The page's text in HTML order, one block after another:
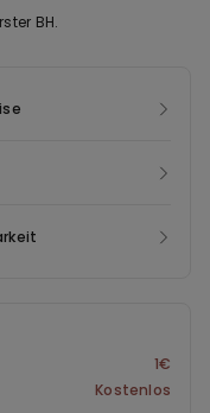
BH.
1€
Kostenlos